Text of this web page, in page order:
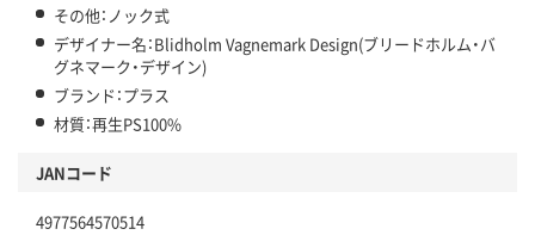
その他：ノック式
デザイナー名：Blidholm Vagnemark Design(ブリードホルム・バ
グネマーク・デザイン)
ブランド：プラス
材質：再生PS100%
JANコード
4977564570514